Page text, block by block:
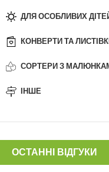
ДЛЯ ОСОБЛИВИХ
КОНВЕРТИ ТА
СОРТЕРИ З
ІНШЕ
ОСТАННІ ВІДГУКИ